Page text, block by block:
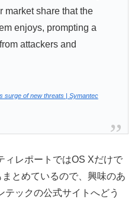
market share that the
enjoys, prompting a
attackers and
surge of new threats | Symantec
レポートではOS Xだけで
とめているので、興味のあ
テックの公式サイトへどう